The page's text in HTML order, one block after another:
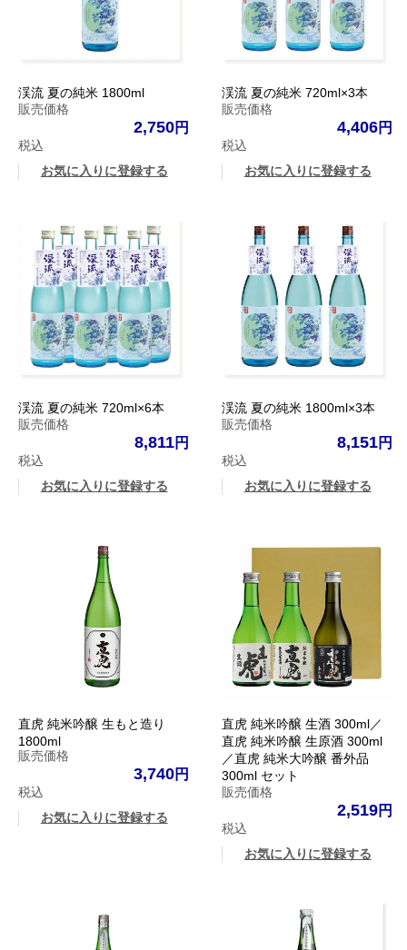
渓流 夏の純米 1800ml
販売価格
2,750
税込
お気に入りに登録する
渓流 夏の純米 720ml×3本
販売価格
4,406
税込
お気に入りに登録する
渓流 夏の純米 720ml×6本
販売価格
8,811
税込
お気に入りに登録する
渓流 夏の純米 1800ml×3本
販売価格
8,151
税込
お気に入りに登録する
直虎 純米吟醸 生もと造り
1800ml
販売価格
3,740
税込
お気に入りに登録する
直虎 純米吟醸 生酒 300ml／
直虎 純米吟醸 生原酒 300ml
／直虎 純米大吟醸 番外品
300ml セット
販売価格
2,519
税込
お気に入りに登録する